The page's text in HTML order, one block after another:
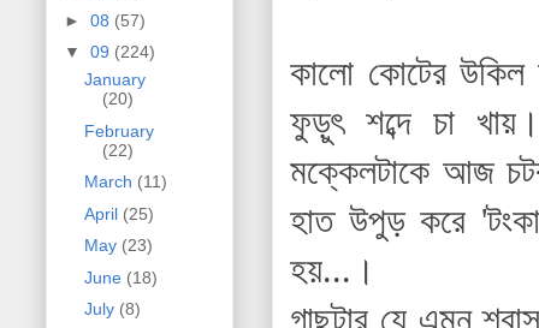
কালো কোটের উকিল
ফুড়ুৎ শব্দে চা
মক্কেলটাকে আজ
হাত উপুড় করে
হয়...।
গাছটার যে এমন
►08 (57)
▼09 (224)
January
(20)
February
(22)
March (11)
April (25)
May (23)
June (18)
July (8)